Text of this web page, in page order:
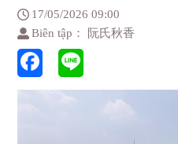
17/05/2026 09:00
Biên tập： 阮氏秋香